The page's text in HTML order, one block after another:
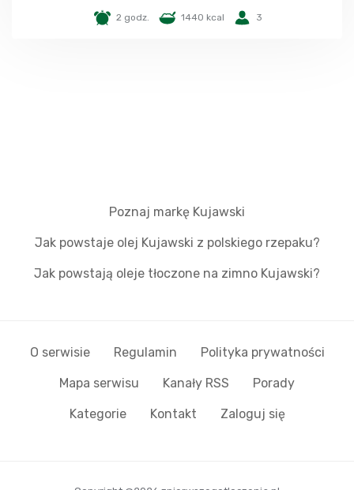
2 godz. 1440 kcal 3
Poznaj markę Kujawski
Jak powstaje olej Kujawski z polskiego rzepaku?
Jak powstają oleje tłoczone na zimno Kujawski?
O serwisie Regulamin Polityka prywatności
Mapa serwisu Kanały RSS Porady
Kategorie Kontakt Zaloguj się